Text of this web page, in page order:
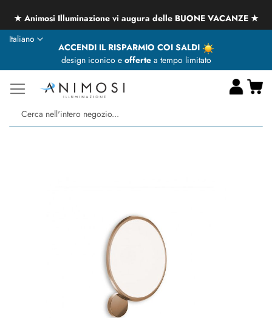
★ Animosi Illuminazione vi augura delle BUONE VACANZE ★
ACCENDI IL RISPARMIO COI SALDI
design iconico e offertea tempo limitato
Lingua
Italiano